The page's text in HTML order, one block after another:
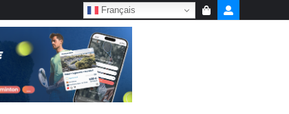
Français